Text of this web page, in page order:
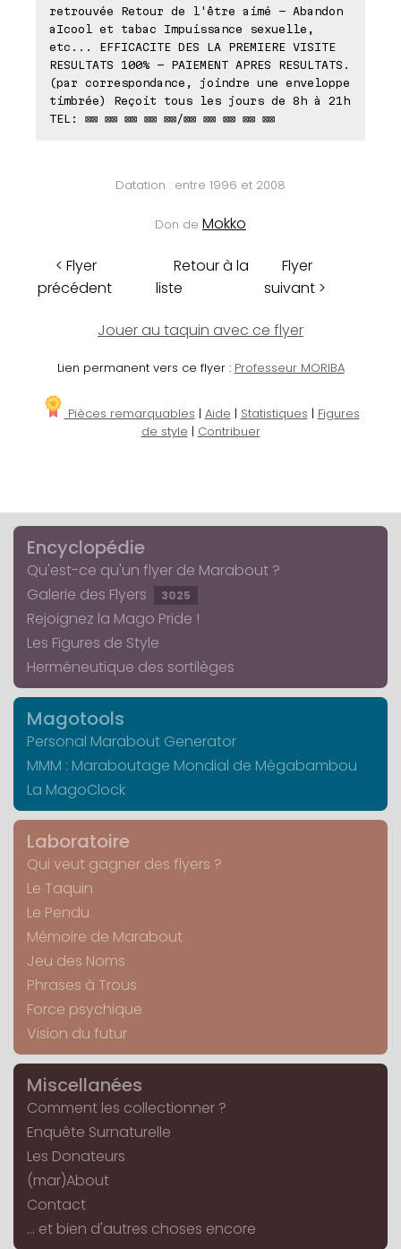
retrouvée Retour de l'être aimé - Abandon
aIcool et tabac Impuissance sexuelle,
etc... EFFICACITE DES LA PREMIERE VISITE
RESULTATS 100% - PAIEMENT APRES RESULTATS.
(par correspondance, joindre une enveloppe
timbrée) Reçoit tous les jours de 8h à 21h
TEL: ⊠⊠ ⊠⊠ ⊠⊠ ⊠⊠ ⊠⊠/⊠⊠ ⊠⊠ ⊠⊠ ⊠⊠ ⊠⊠
Datation : entre 1996 et 2008
Don de Mokko
< Flyer
précédent
Retour à la
liste
Flyer
suivant >
Jouer au taquin avec ce flyer
Lien permanent vers ce flyer : Professeur MORIBA
Pièces remarquables | Aide | Statistiques | Figures
de style | Contribuer
Encyclopédie
Qu'est-ce qu'un flyer de Marabout ?
Galerie des Flyers
3025
Rejoignez la Mago Pride !
Les Figures de Style
Herméneutique des sortilèges
Magotools
Personal Marabout Generator
MMM : Maraboutage Mondial de Mégabambou
La MagoClock
Laboratoire
Qui veut gagner des flyers ?
Le Taquin
Le Pendu
Mémoire de Marabout
Jeu des Noms
Phrases à Trous
Force psychique
Vision du futur
Miscellanées
Comment les collectionner ?
Enquête Surnaturelle
Les Donateurs
(mar)About
Contact
... et bien d'autres choses encore